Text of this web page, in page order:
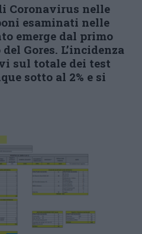
Coronavirus nelle
esaminati nelle
emerge dal primo
Gores. L’incidenza
sul totale dei test
sotto al 2% e si